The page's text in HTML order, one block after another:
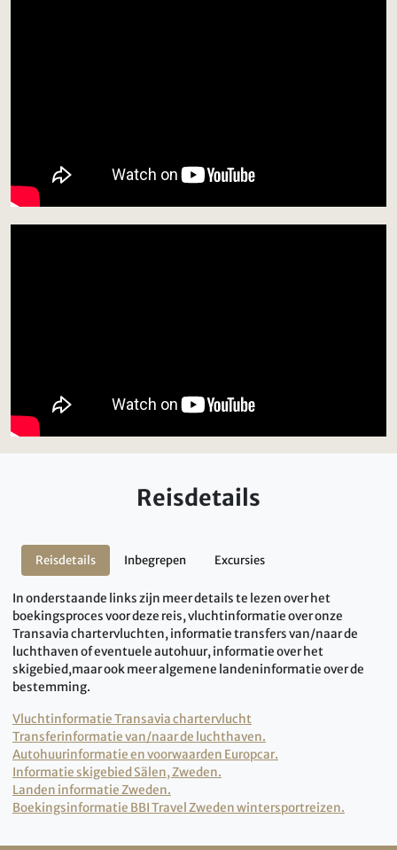
Reisdetails
Reisdetails Inbegrepen Excursies
In onderstaande links zijn meer details te lezen over het
boekingsproces voor deze reis, vluchtinformatie over onze
Transavia chartervluchten, informatie transfers van/naar de
luchthaven of eventuele autohuur, informatie over het
skigebied,maar ook meer algemene landeninformatie over de
bestemming.
Vluchtinformatie Transavia chartervlucht
Transferinformatie van/naar de luchthaven.
Autohuurinformatie en voorwaarden Europcar.
Informatie skigebied Sälen, Zweden.
Landen informatie Zweden.
Boekingsinformatie BBI Travel Zweden wintersportreizen.